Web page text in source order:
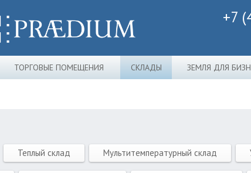
+7
ТОРГОВЫЕ ПОМЕЩЕНИЯ СКЛАДЫ ЗЕМЛЯ ДЛЯ
Теплый склад Мультитемпературный склад